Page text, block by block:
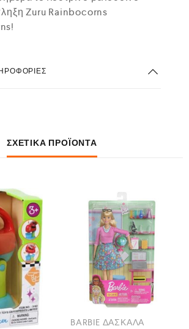
Zuru Rainbocorns
ΣΧΕΤΙΚΆ ΠΡΟΪΌΝΤΑ
BARBIE ΔΑΣΚΑΛΑ